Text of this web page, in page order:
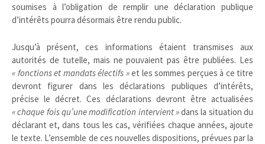
soumises à l’obligation de remplir une déclaration publique
d’intérêts pourra désormais être rendu public.
Jusqu’à présent, ces informations étaient transmises aux
autorités de tutelle, mais ne pouvaient pas être publiées. Les
« fonctions et mandats électifs »et les sommes perçues à ce titre
devront figurer dans les déclarations publiques d’intérêts,
précise le décret. Ces déclarations devront être actualisées
« chaque fois qu’une modification intervient »dans la situation du
déclarant et, dans tous les cas, vérifiées chaque années, ajoute
le texte. L’ensemble de ces nouvelles dispositions, prévues par la